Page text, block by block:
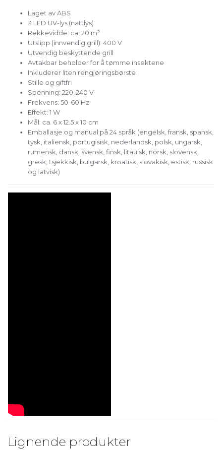
Laget av ABS
3 LED UV-lys (nattlys)
Rekkevidde: ca. 20 m²
Utslipp (innvendig grill): 400 V
Utvendig beskyttende grill
Avtakbar beholder for å tømme insektene
Inkluderer liten rengjøringsbørste
Stille og giftfri
Spenning: 220-240 V
Frekvens: 50-60 Hz
Effekt: 1 W
Mål: ca. 6 x 12.5 x 10 cm
Emballasje og manual på 24 språk (engelsk, fransk, spansk,
tysk, italiensk, portugisisk, nederlandsk, polsk, ungarsk,
rumensk, dansk, svensk, finsk, litauisk, norsk, slovensk,
gresk, tsjekkisk, bulgarsk, kroatisk, slovakisk, estisk, russisk
og latvisk)
Lignende produkter